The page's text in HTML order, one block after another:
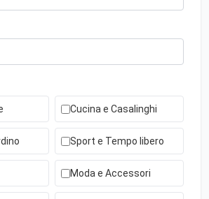
Cucina e Casalinghi
Sport e Tempo libero
Moda e Accessori